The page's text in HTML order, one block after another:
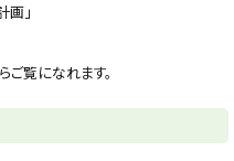
」
覧になれます。